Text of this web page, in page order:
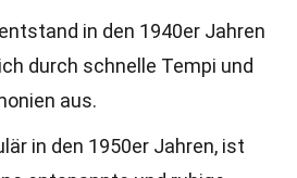
in den 1940er Jahren
durch schnelle Tempi und
aus.
in den 1950er Jahren, ist